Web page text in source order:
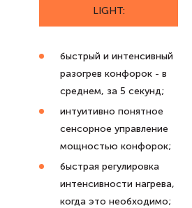
LIGHT:
быстрый и интенсивный
разогрев конфорок - в
среднем, за 5 секунд;
интуитивно понятное
сенсорное управление
мощностью конфорок;
быстрая регулировка
интенсивности нагрева,
когда это необходимо;